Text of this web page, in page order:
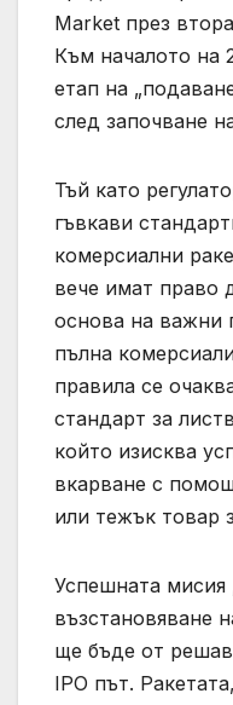
Market през
Към началото на
етап на
след започване
Тъй като
гъвкави
комерсиални
вече имат право
основа на важни
пълна
правила се
стандарт за
който изисква
вкарване с
или тежък товар
Успешната мисия
възстановяване
ще бъде от
IPO път.